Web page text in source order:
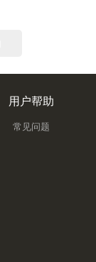
用户帮助
常见问题